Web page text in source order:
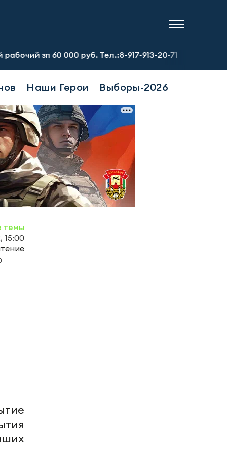
000 руб. Тел.:8-917-913-20-71 Предприятию
Наши Герои Выборы-2026
темы
15:00